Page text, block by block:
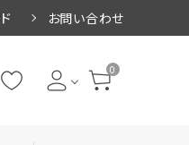
お問い合わせ
0